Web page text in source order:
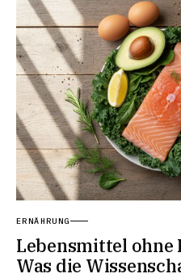
ERNÄHRUNG
Lebensmittel
Was die